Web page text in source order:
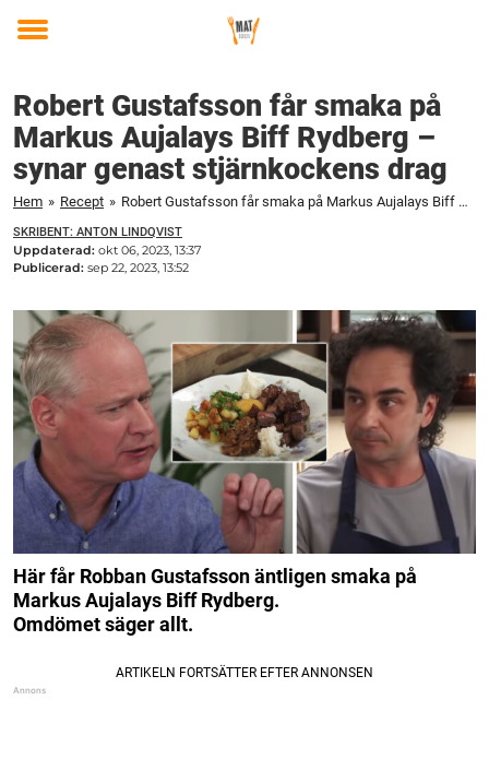
Toggle
Robert Gustafsson får smaka på
Markus Aujalays Biff Rydberg –
synar genast stjärnkockens drag
Hem » Recept » Robert Gustafsson får smaka på Markus Aujalays Biff Rydberg – synar genast stjärnkockens drag
SKRIBENT: ANTON LINDQVIST
Uppdaterad: okt 06, 2023, 13:37
Publicerad: sep 22, 2023, 13:52
Här får Robban Gustafsson äntligen smaka på
Markus Aujalays Biff Rydberg.
Omdömet säger allt.